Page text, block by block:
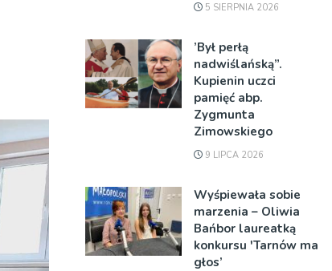
5 SIERPNIA 2026
’Był perłą
nadwiślańską”.
Kupienin uczci
pamięć abp.
Zygmunta
Zimowskiego
9 LIPCA 2026
Wyśpiewała sobie
marzenia – Oliwia
Bańbor laureatką
konkursu 'Tarnów ma
głos’